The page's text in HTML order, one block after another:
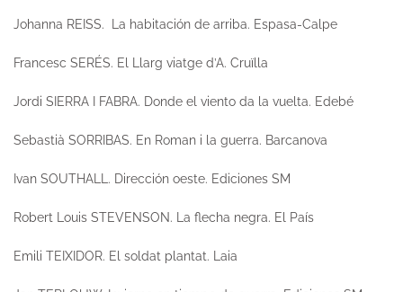
Johanna REISS. La habitación de arriba. Espasa-Calpe
Francesc SERÉS. El Llarg viatge d’A. Cruïlla
Jordi SIERRA I FABRA. Donde el viento da la vuelta. Edebé
Sebastià SORRIBAS. En Roman i la guerra. Barcanova
Ivan SOUTHALL. Dirección oeste. Ediciones SM
Robert Louis STEVENSON. La flecha negra. El País
Emili TEIXIDOR. El soldat plantat. Laia